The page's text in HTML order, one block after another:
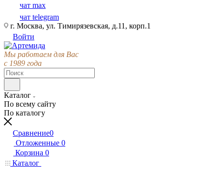
чат max
чат telegram
г. Москва, ул. Тимирязевская, д.11, корп.1
Войти
Мы работаем для Вас
с 1989 года
Каталог
По всему сайту
По каталогу
Сравнение0
Отложенные 0
Корзина 0
Каталог